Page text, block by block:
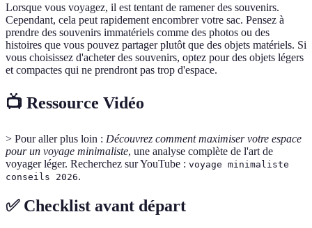
Lorsque vous voyagez, il est tentant de ramener des souvenirs.
Cependant, cela peut rapidement encombrer votre sac. Pensez à
prendre des souvenirs immatériels comme des photos ou des
histoires que vous pouvez partager plutôt que des objets matériels. Si
vous choisissez d'acheter des souvenirs, optez pour des objets légers
et compactes qui ne prendront pas trop d'espace.
📺 Ressource Vidéo
> Pour aller plus loin : Découvrez comment maximiser votre espace
pour un voyage minimaliste, une analyse complète de l'art de
voyager léger. Recherchez sur YouTube : voyage minimaliste
conseils 2026.
✅ Checklist avant départ